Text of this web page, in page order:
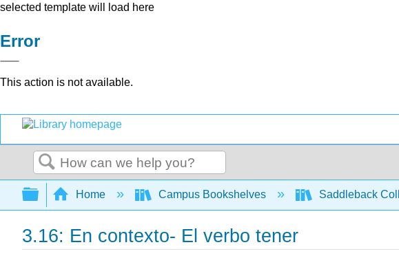
selected template will load here
Error
This action is not available.
Search
Expand/collapse global hierarchy
Home Campus Bookshelves Saddleback
3.16: En contexto- El verbo tener